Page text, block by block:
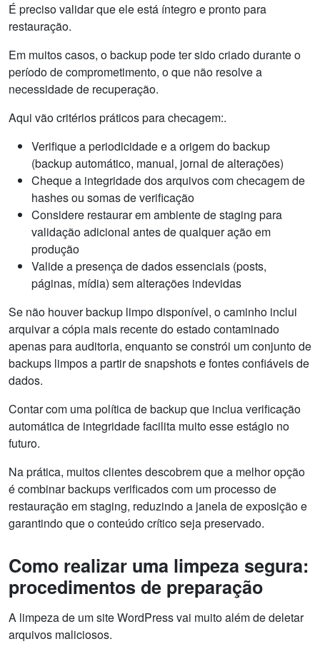
É preciso validar que ele está íntegro e pronto para
restauração.
Em muitos casos, o backup pode ter sido criado durante o
período de comprometimento, o que não resolve a
necessidade de recuperação.
Aqui vão critérios práticos para checagem:.
Verifique a periodicidade e a origem do backup
(backup automático, manual, jornal de alterações)
Cheque a integridade dos arquivos com checagem de
hashes ou somas de verificação
Considere restaurar em ambiente de staging para
validação adicional antes de qualquer ação em
produção
Valide a presença de dados essenciais (posts,
páginas, mídia) sem alterações indevidas
Se não houver backup limpo disponível, o caminho inclui
arquivar a cópia mais recente do estado contaminado
apenas para auditoria, enquanto se constrói um conjunto de
backups limpos a partir de snapshots e fontes confiáveis de
dados.
Contar com uma política de backup que inclua verificação
automática de integridade facilita muito esse estágio no
futuro.
Na prática, muitos clientes descobrem que a melhor opção
é combinar backups verificados com um processo de
restauração em staging, reduzindo a janela de exposição e
garantindo que o conteúdo crítico seja preservado.
Como realizar uma limpeza segura:
procedimentos de preparação
A limpeza de um site WordPress vai muito além de deletar
arquivos maliciosos.